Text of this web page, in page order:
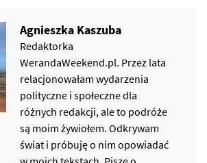
Agnieszka Kaszuba
Redaktorka
WerandaWeekend.pl. Przez lata
relacjonowałam wydarzenia
polityczne i społeczne dla
różnych redakcji, ale to podróże
są moim żywiołem. Odkrywam
świat i próbuję o nim opowiadać